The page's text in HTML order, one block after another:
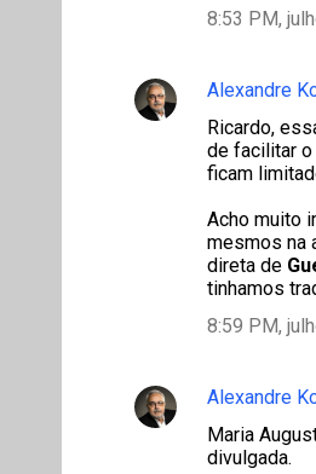
8:53 PM,
Alexandre
Ricardo,
de facilitar
ficam
Acho muito
mesmos na
direta de
tinhamos
8:59 PM,
Alexandre
Maria
divulgada.